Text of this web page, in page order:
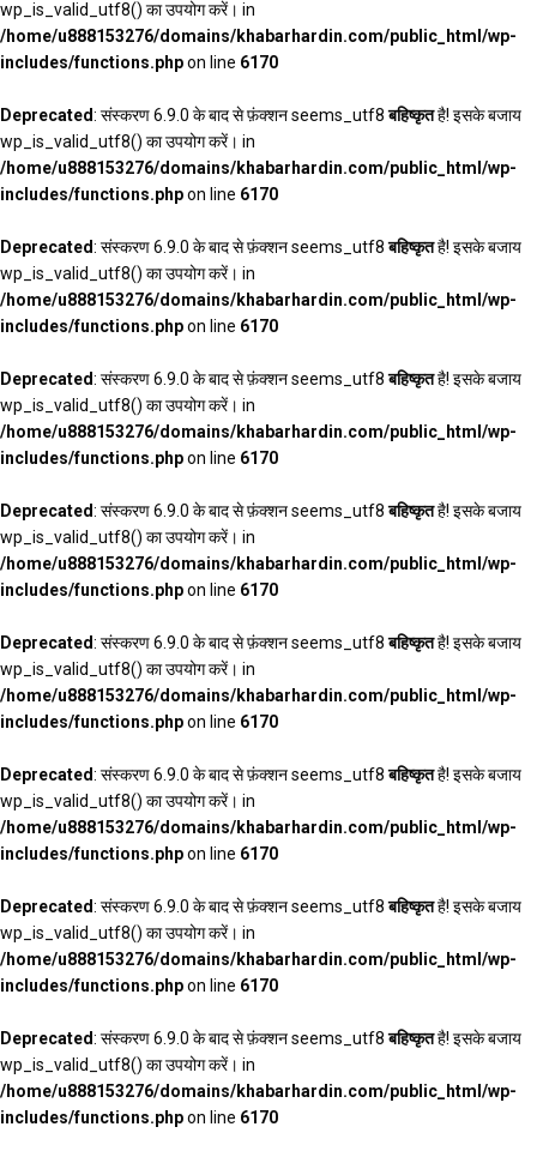
wp_is_valid_utf8() का उपयोग करें। in
/home/u888153276/domains/khabarhardin.com/public_html/wp-
includes/functions.phpon line 6170
Deprecated: संस्करण 6.9.0 के बाद से फ़ंक्शन seems_utf8बहिष्कृतहै! इसके बजाय
wp_is_valid_utf8() का उपयोग करें। in
/home/u888153276/domains/khabarhardin.com/public_html/wp-
includes/functions.phpon line 6170
Deprecated: संस्करण 6.9.0 के बाद से फ़ंक्शन seems_utf8बहिष्कृतहै! इसके बजाय
wp_is_valid_utf8() का उपयोग करें। in
/home/u888153276/domains/khabarhardin.com/public_html/wp-
includes/functions.phpon line 6170
Deprecated: संस्करण 6.9.0 के बाद से फ़ंक्शन seems_utf8बहिष्कृतहै! इसके बजाय
wp_is_valid_utf8() का उपयोग करें। in
/home/u888153276/domains/khabarhardin.com/public_html/wp-
includes/functions.phpon line 6170
Deprecated: संस्करण 6.9.0 के बाद से फ़ंक्शन seems_utf8बहिष्कृतहै! इसके बजाय
wp_is_valid_utf8() का उपयोग करें। in
/home/u888153276/domains/khabarhardin.com/public_html/wp-
includes/functions.phpon line 6170
Deprecated: संस्करण 6.9.0 के बाद से फ़ंक्शन seems_utf8बहिष्कृतहै! इसके बजाय
wp_is_valid_utf8() का उपयोग करें। in
/home/u888153276/domains/khabarhardin.com/public_html/wp-
includes/functions.phpon line 6170
Deprecated: संस्करण 6.9.0 के बाद से फ़ंक्शन seems_utf8बहिष्कृतहै! इसके बजाय
wp_is_valid_utf8() का उपयोग करें। in
/home/u888153276/domains/khabarhardin.com/public_html/wp-
includes/functions.phpon line 6170
Deprecated: संस्करण 6.9.0 के बाद से फ़ंक्शन seems_utf8बहिष्कृतहै! इसके बजाय
wp_is_valid_utf8() का उपयोग करें। in
/home/u888153276/domains/khabarhardin.com/public_html/wp-
includes/functions.phpon line 6170
Deprecated: संस्करण 6.9.0 के बाद से फ़ंक्शन seems_utf8बहिष्कृतहै! इसके बजाय
wp_is_valid_utf8() का उपयोग करें। in
/home/u888153276/domains/khabarhardin.com/public_html/wp-
includes/functions.phpon line 6170